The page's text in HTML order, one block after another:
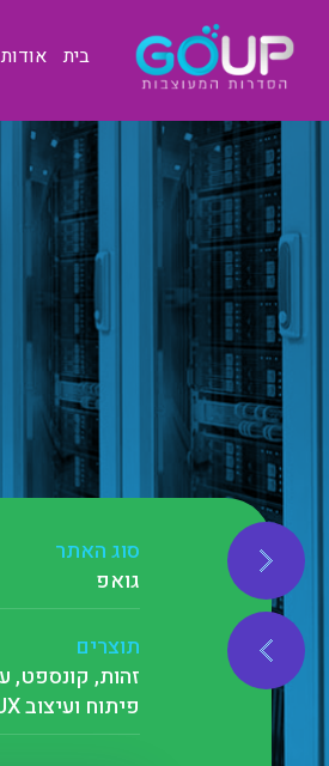
בית אודות
סוג האתר
גואפ
תוצרים
פיתוח ועיצוב UX